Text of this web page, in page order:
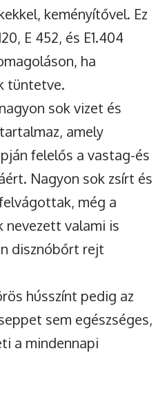
keményítővel. Ez
E 452, és E1.404
ha
tüntetve.
sok vizet és
amely
felelős a vastag-és
Nagyon sok zsírt és
még a
valami is
disznóbőrt rejt
hússzínt pedig az
sem egészséges,
a mindennapi